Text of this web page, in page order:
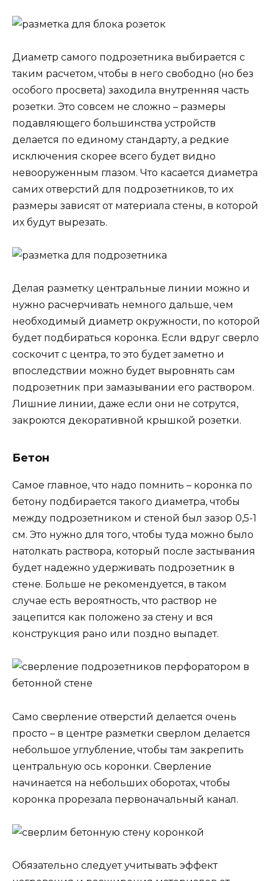
Диаметр самого подрозетника выбирается с
таким расчетом, чтобы в него свободно (но без
особого просвета) заходила внутренняя часть
розетки. Это совсем не сложно – размеры
подавляющего большинства устройств
делается по единому стандарту, а редкие
исключения скорее всего будет видно
невооруженным глазом. Что касается диаметра
самих отверстий для подрозетников, то их
размеры зависят от материала стены, в которой
их будут вырезать.
Делая разметку центральные линии можно и
нужно расчерчивать немного дальше, чем
необходимый диаметр окружности, по которой
будет подбираться коронка. Если вдруг сверло
соскочит с центра, то это будет заметно и
впоследствии можно будет выровнять сам
подрозетник при замазывании его раствором.
Лишние линии, даже если они не сотрутся,
закроются декоративной крышкой розетки.
Бетон
Самое главное, что надо помнить – коронка по
бетону подбирается такого диаметра, чтобы
между подрозетником и стеной был зазор 0,5-1
см. Это нужно для того, чтобы туда можно было
натолкать раствора, который после застывания
будет надежно удерживать подрозетник в
стене. Больше не рекомендуется, в таком
случае есть вероятность, что раствор не
зацепится как положено за стену и вся
конструкция рано или поздно выпадет.
Само сверление отверстий делается очень
просто – в центре разметки сверлом делается
небольшое углубление, чтобы там закрепить
центральную ось коронки. Сверление
начинается на небольших оборотах, чтобы
коронка прорезала первоначальный канал.
Обязательно следует учитывать эффект